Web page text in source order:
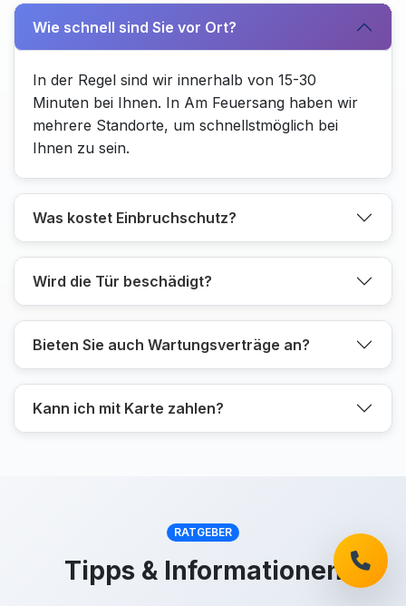
Wie schnell sind Sie vor Ort?
In der Regel sind wir innerhalb von 15-30
Minuten bei Ihnen. In Am Feuersang haben wir
mehrere Standorte, um schnellstmöglich bei
Ihnen zu sein.
Was kostet Einbruchschutz?
Wird die Tür beschädigt?
Bieten Sie auch Wartungsverträge an?
Kann ich mit Karte zahlen?
RATGEBER
Tipps & Informationen